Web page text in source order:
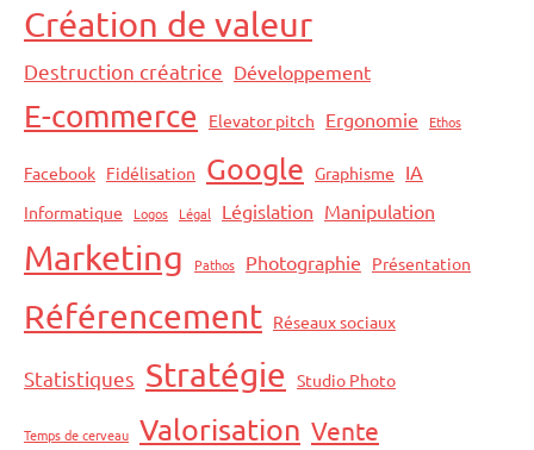
Création de valeur
Destruction créatrice Développement
E-commerce Elevator pitch Ergonomie Ethos
Facebook Fidélisation Google Graphisme IA
Informatique Logos Légal Législation Manipulation
Marketing Pathos Photographie Présentation
Référencement Réseaux sociaux
Statistiques Stratégie Studio Photo
Temps de cerveau Valorisation Vente